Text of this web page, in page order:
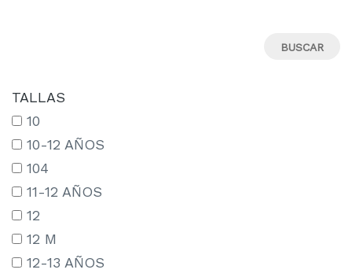
TALLAS
10
10-12 AÑOS
104
11-12 AÑOS
12
12 M
12-13 AÑOS